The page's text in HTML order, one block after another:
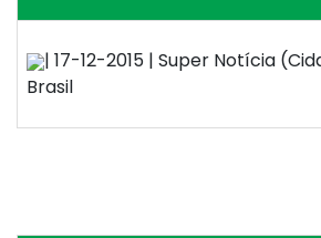
| 17-12-2015 | Super Notícia
Brasil